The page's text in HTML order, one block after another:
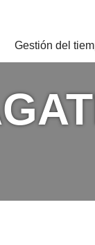
Gestión del